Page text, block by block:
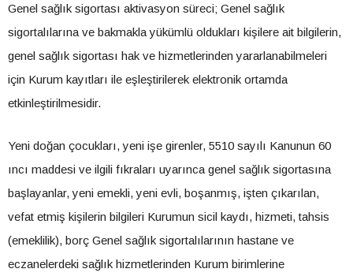
Genel sağlık sigortası aktivasyon süreci; Genel sağlık
sigortalılarına ve bakmakla yükümlü oldukları kişilere ait bilgilerin,
genel sağlık sigortası hak ve hizmetlerinden yararlanabilmeleri
için Kurum kayıtları ile eşleştirilerek elektronik ortamda
etkinleştirilmesidir.
Yeni doğan çocukları, yeni işe girenler, 5510 sayılı Kanunun 60
ıncı maddesi ve ilgili fıkraları uyarınca genel sağlık sigortasına
başlayanlar, yeni emekli, yeni evli, boşanmış, işten çıkarılan,
vefat etmiş kişilerin bilgileri Kurumun sicil kaydı, hizmeti, tahsis
(emeklilik), borç Genel sağlık sigortalılarının hastane ve
eczanelerdeki sağlık hizmetlerinden Kurum birimlerine